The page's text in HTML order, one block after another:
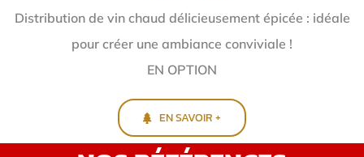
Distribution de vin chaud délicieusement épicée : idéale
pour créer une ambiance conviviale !
EN OPTION
EN SAVOIR +